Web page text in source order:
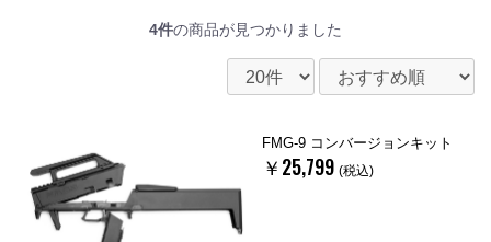
4件の商品が見つかりました
FMG-9 コンバージョンキット
￥25,799 (税込)